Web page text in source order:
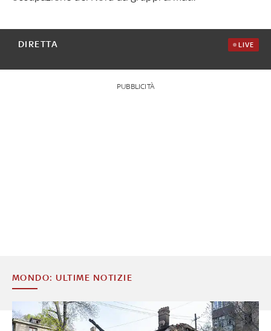
DIRETTA LIVE
PUBBLICITÀ
MONDO: ULTIME NOTIZIE